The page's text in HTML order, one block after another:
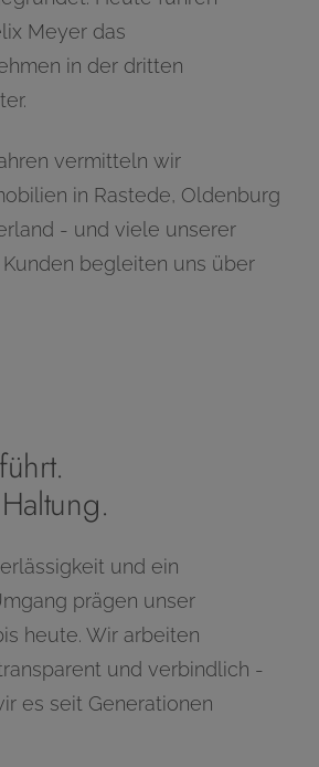
Meyer das
in der dritten
vermitteln wir
in Rastede, Oldenburg
- und viele unserer
begleiten uns über
und ein
prägen unser
heute. Wir arbeiten
und verbindlich -
es seit Generationen